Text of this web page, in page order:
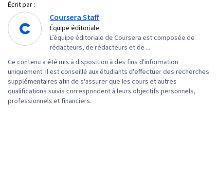
Écrit par :
Coursera Staff
Équipe éditoriale
L’équipe éditoriale de Coursera est composée de
rédacteurs, de rédacteurs et de ...
Ce contenu a été mis à disposition à des fins d'information
uniquement. Il est conseillé aux étudiants d'effectuer des recherches
supplémentaires afin de s'assurer que les cours et autres
qualifications suivis correspondent à leurs objectifs personnels,
professionnels et financiers.